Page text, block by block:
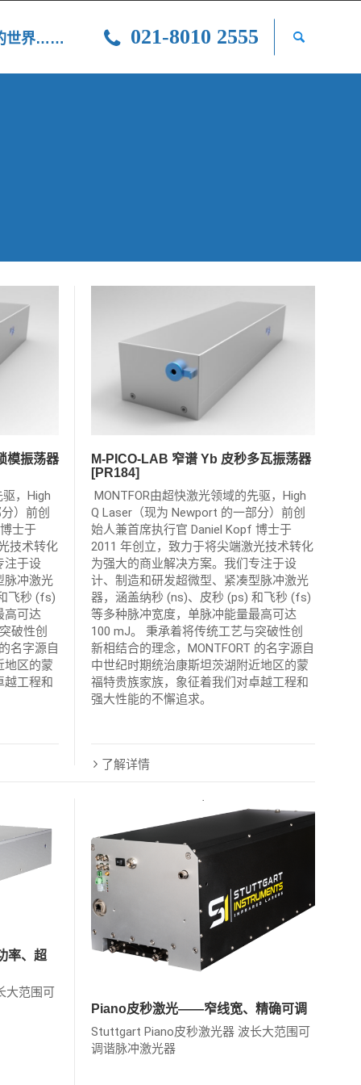
的世界…… 021-8010 2555
模振荡器
，High
）前创
士于
技术转化
注于设
脉冲激光
飞秒 (fs)
高可达
破性创
名字源自
地区的蒙
越工程和
M-PICO-LAB 窄谱 Yb 皮秒多瓦振荡器
[PR184]
MONTFOR由超快激光领域的先驱，High
Q Laser（现为 Newport 的一部分）前创
始人兼首席执行官 Daniel Kopf 博士于
2011 年创立，致力于将尖端激光技术转化
为强大的商业解决方案。我们专注于设
计、制造和研发超微型、紧凑型脉冲激光
器，涵盖纳秒 (ns)、皮秒 (ps) 和飞秒 (fs)
等多种脉冲宽度，单脉冲能量最高可达
100 mJ。 秉承着将传统工艺与突破性创
新相结合的理念，MONTFORT 的名字源自
中世纪时期统治康斯坦茨湖附近地区的蒙
福特贵族家族，象征着我们对卓越工程和
强大性能的不懈追求。
了解详情
率、超
大范围可
Piano皮秒激光——窄线宽、精确可调
Stuttgart Piano皮秒激光器 波长大范围可
调谐脉冲激光器